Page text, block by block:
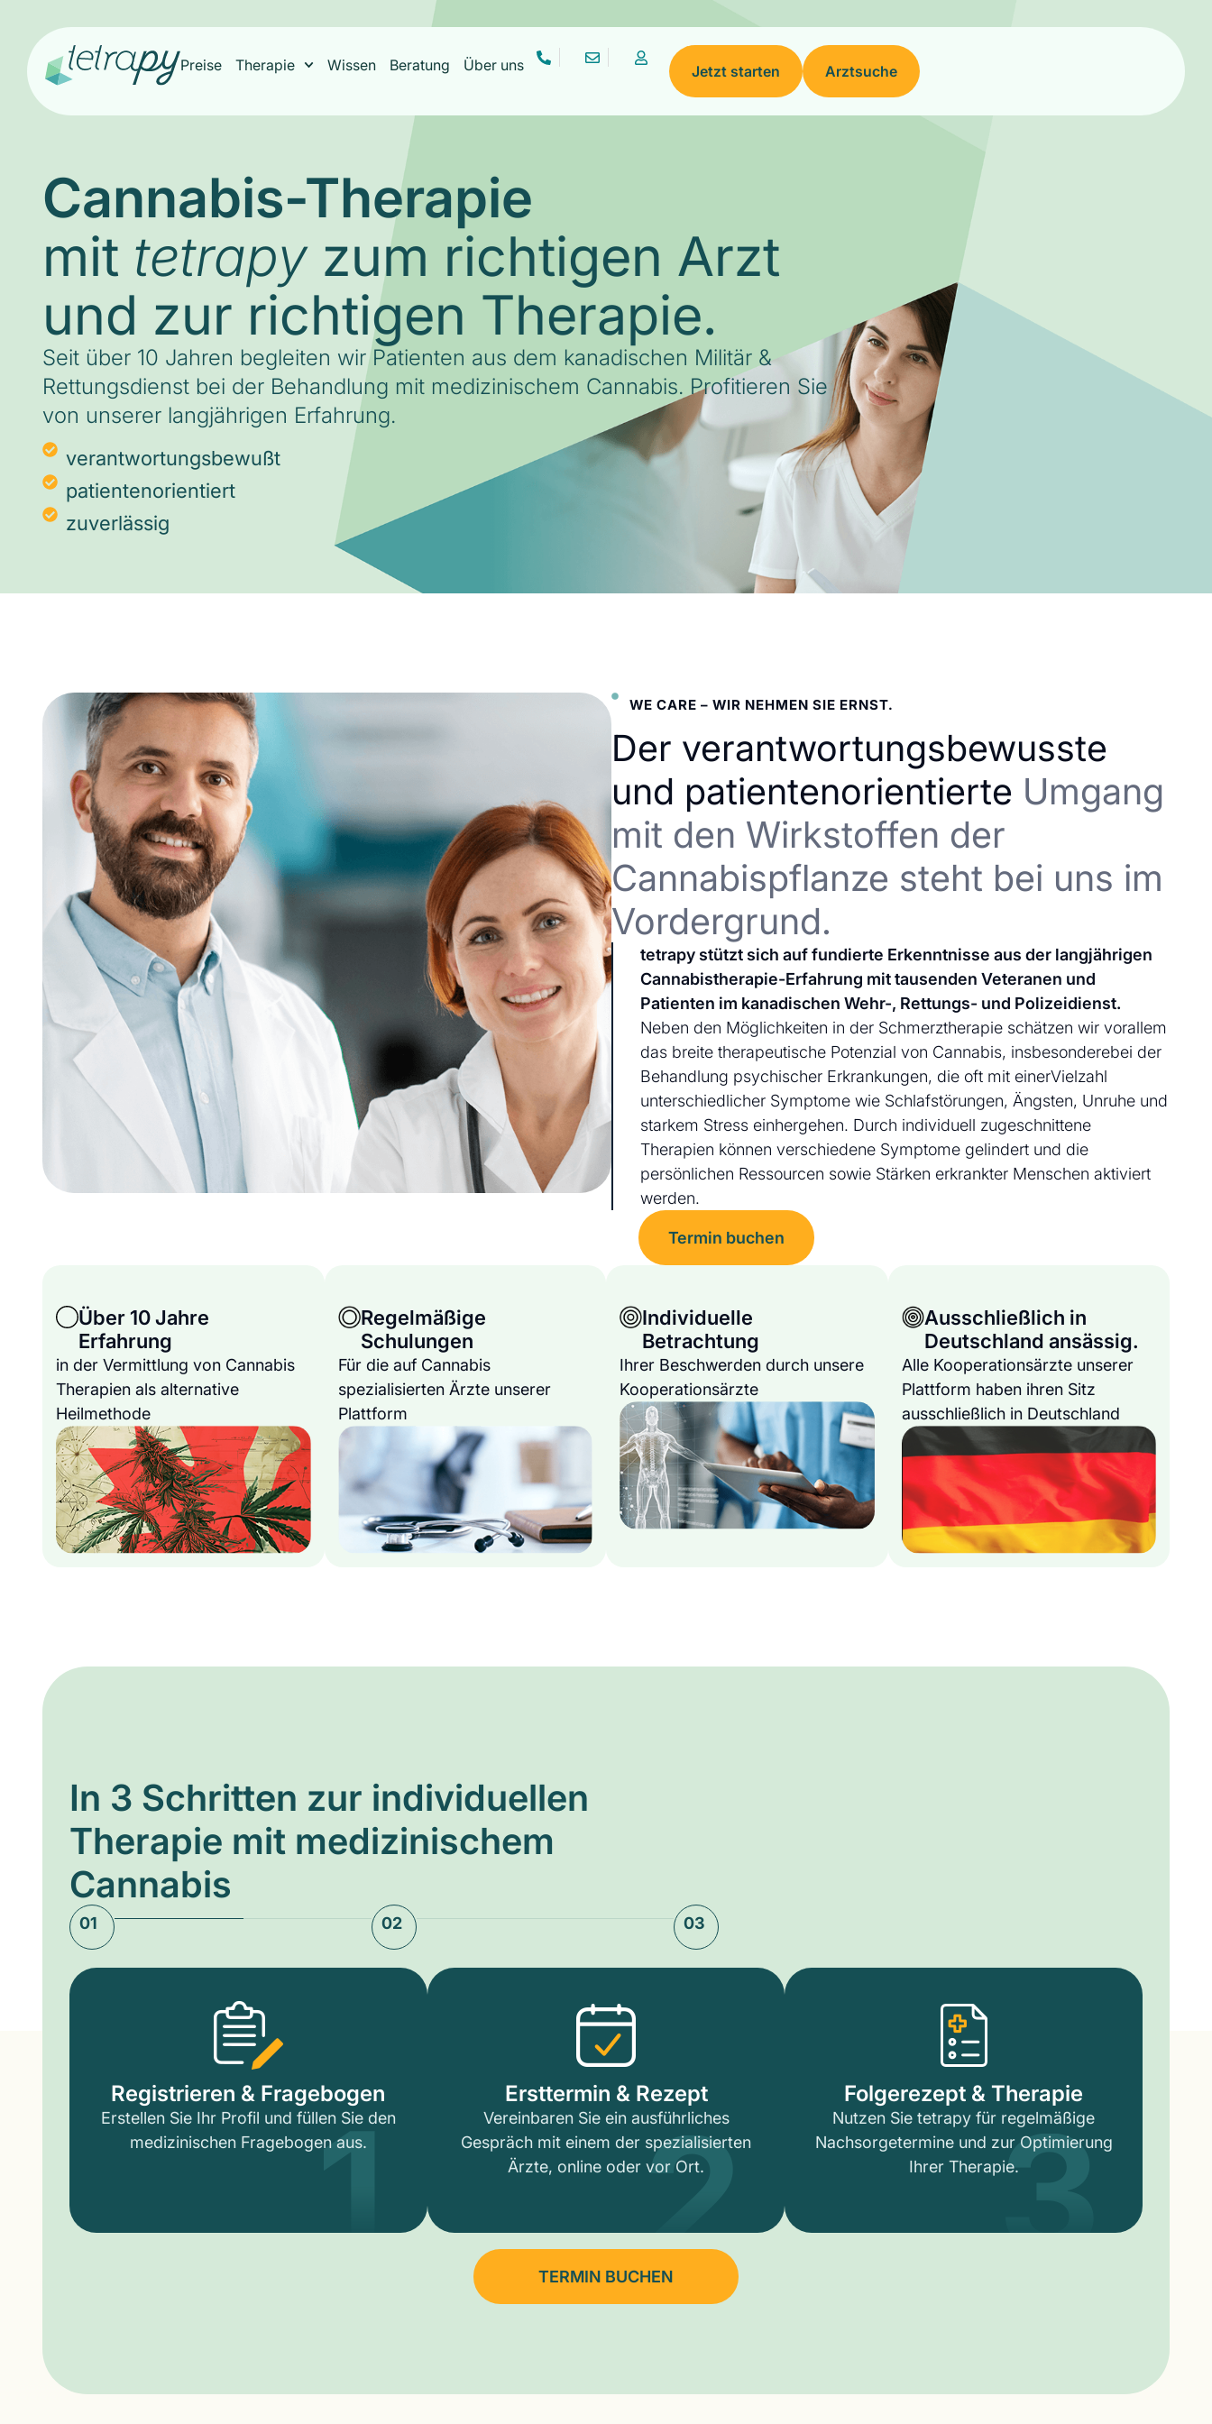
Preise Therapie Wissen Beratung Über uns Jetzt starten Arztsuche
Cannabis-Therapie
mit tetrapyzum richtigen Arzt
und zur richtigen Therapie.
Seit über 10 Jahren begleiten wir Patienten aus dem kanadischen Militär &
Rettungsdienst bei der Behandlung mit medizinischem Cannabis. Profitieren Sie
von unserer langjährigen Erfahrung.
verantwortungsbewußt
patientenorientiert
zuverlässig
WE CARE – WIR NEHMEN SIE ERNST.
Der verantwortungsbewusste
und patientenorientierte Umgang
mit den Wirkstoffen der
Cannabispflanze steht bei uns im
Vordergrund.
tetrapy stützt sich auf fundierte Erkenntnisse aus der langjährigen
Cannabistherapie-Erfahrung mit tausenden Veteranen und
Patienten im kanadischen Wehr-, Rettungs- und Polizeidienst.
Neben den Möglichkeiten in der Schmerztherapie schätzen wir vorallem
das breite therapeutische Potenzial von Cannabis, insbesonderebei der
Behandlung psychischer Erkrankungen, die oft mit einerVielzahl
unterschiedlicher Symptome wie Schlafstörungen, Ängsten, Unruhe und
starkem Stress einhergehen. Durch individuell zugeschnittene
Therapien können verschiedene Symptome gelindert und die
persönlichen Ressourcen sowie Stärken erkrankter Menschen aktiviert
werden.
Termin buchen
Über 10 Jahre
Erfahrung
in der Vermittlung von Cannabis
Therapien als alternative
Heilmethode
Regelmäßige
Schulungen
Für die auf Cannabis
spezialisierten Ärzte unserer
Plattform
Individuelle
Betrachtung
Ihrer Beschwerden durch unsere
Kooperationsärzte
Ausschließlich in
Deutschland ansässig.
Alle Kooperationsärzte unserer
Plattform haben ihren Sitz
ausschließlich in Deutschland
In 3 Schritten zur individuellen
Therapie mit medizinischem
Cannabis
01 02 03
Registrieren & Fragebogen
Erstellen Sie Ihr Profil und füllen Sie den
medizinischen Fragebogen aus.
1 Ersttermin & Rezept
Vereinbaren Sie ein ausführliches
Gespräch mit einem der spezialisierten
Ärzte, online oder vor Ort.
2 Folgerezept & Therapie
Nutzen Sie tetrapy für regelmäßige
Nachsorgetermine und zur Optimierung
Ihrer Therapie.3
TERMIN BUCHEN